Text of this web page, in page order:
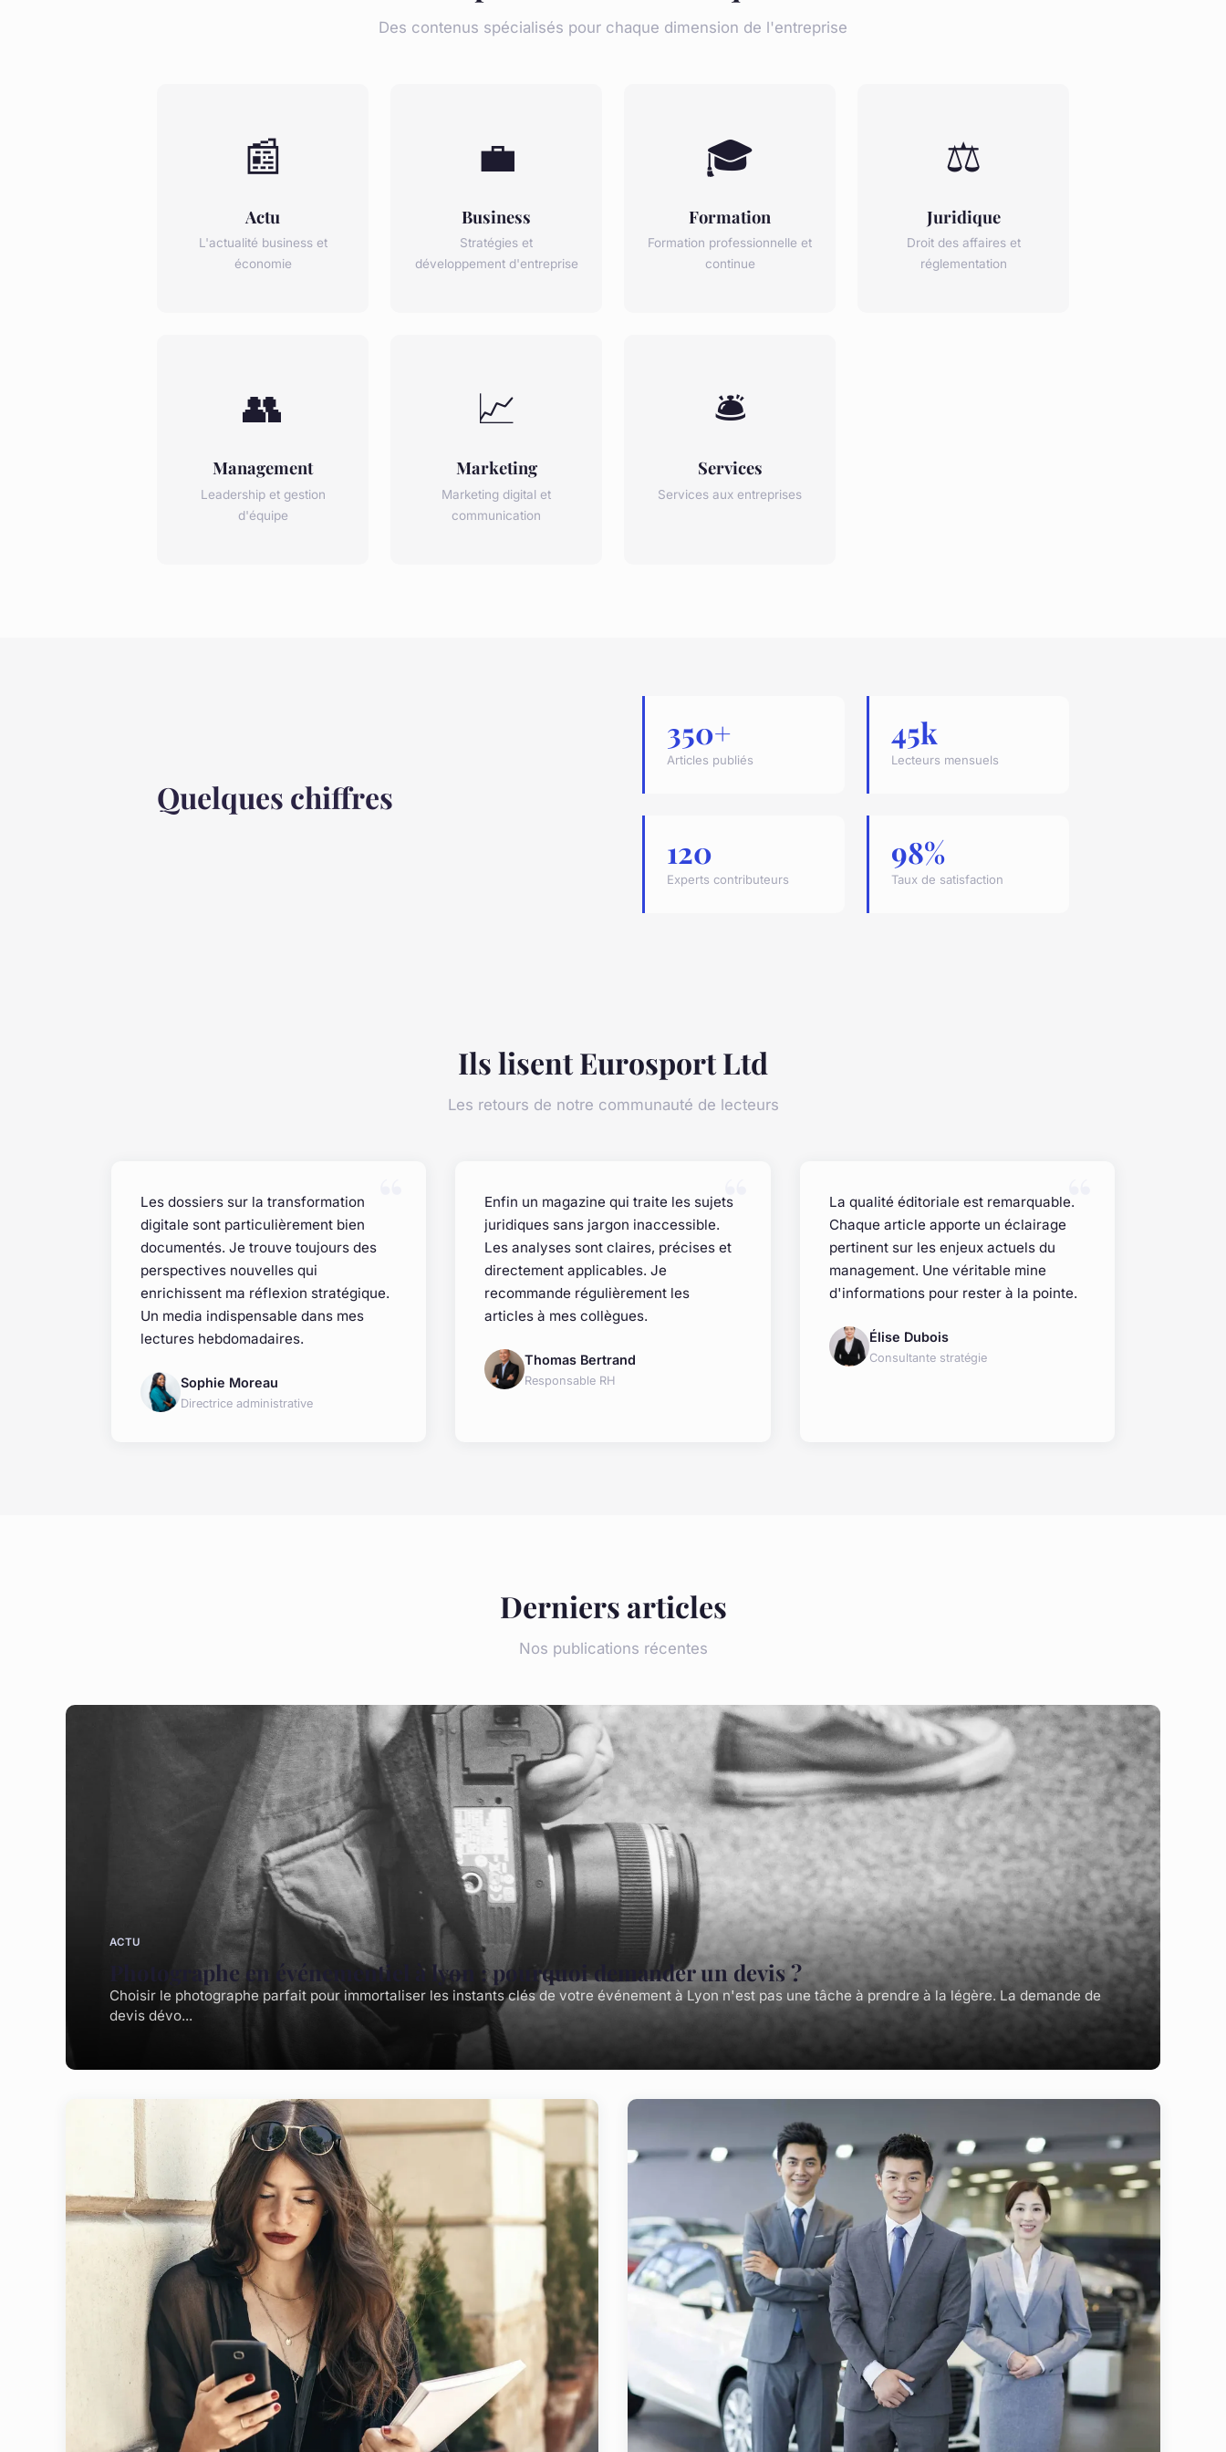
Des contenus spécialisés pour chaque dimension de l'entreprise
📰
Actu
L'actualité business et
économie
💼
Business
Stratégies et
développement d'entreprise
🎓
Formation
Formation professionnelle et
continue
⚖️
Juridique
Droit des affaires et
réglementation
👥
Management
Leadership et gestion
d'équipe
📈
Marketing
Marketing digital et
communication
🛎️
Services
Services aux entreprises
Quelques chiffres
350+
Articles publiés
45k
Lecteurs mensuels
120
Experts contributeurs
98%
Taux de satisfaction
Ils lisent Eurosport Ltd
Les retours de notre communauté de lecteurs
Les dossiers sur la transformation
digitale sont particulièrement bien
documentés. Je trouve toujours des
perspectives nouvelles qui
enrichissent ma réflexion stratégique.
Un media indispensable dans mes
lectures hebdomadaires.
Sophie Moreau
Directrice administrative
Enfin un magazine qui traite les sujets
juridiques sans jargon inaccessible.
Les analyses sont claires, précises et
directement applicables. Je
recommande régulièrement les
articles à mes collègues.
Thomas Bertrand
Responsable RH
La qualité éditoriale est remarquable.
Chaque article apporte un éclairage
pertinent sur les enjeux actuels du
management. Une véritable mine
d'informations pour rester à la pointe.
Élise Dubois
Consultante stratégie
Derniers articles
Nos publications récentes
ACTU
Photographe en événementiel à lyon : pourquoi demander un devis ?
Choisir le photographe parfait pour immortaliser les instants clés de votre événement à Lyon n'est pas une tâche à prendre à la légère. La demande de
devis dévo...